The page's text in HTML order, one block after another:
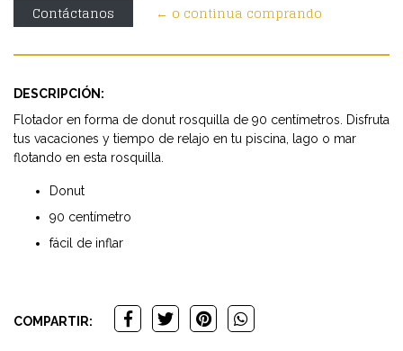
Contáctanos ← o continua comprando
DESCRIPCIÓN:
Flotador en forma de donut rosquilla de 90 centímetros. Disfruta
tus vacaciones y tiempo de relajo en tu piscina, lago o mar
flotando en esta rosquilla.
Donut
90 centímetro
fácil de inflar
COMPARTIR: